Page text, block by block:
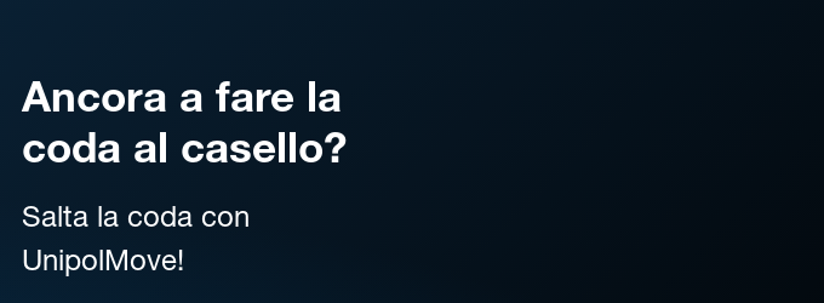
Ancora a fare la
coda al casello?
Salta la coda con
UnipolMove!